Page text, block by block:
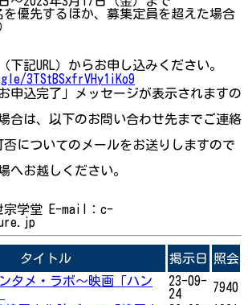
を優先するほか、募集定員を超えた場合
記URL）からお申し込みください。
3TStBSxfrVHy1iKo9
申込完了」メッセージが表示されますの
は、以下のお問い合わせ先までご連絡
についてのメールをお送りしますので
お越しください。
宗学堂 E-mail：c-
タイトル 掲示日 照会
タメ・ラボ～映画「ハン
23-09-
24
7940